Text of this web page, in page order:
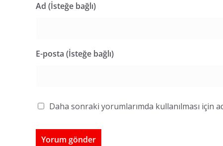
Ad (İsteğe bağlı)
E-posta (İsteğe bağlı)
Daha sonraki yorumlarımda kullanılması için